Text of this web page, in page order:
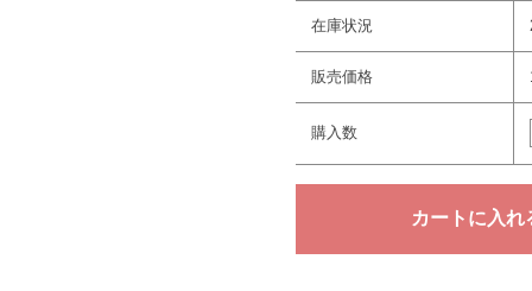
在庫状況
販売価格
購入数